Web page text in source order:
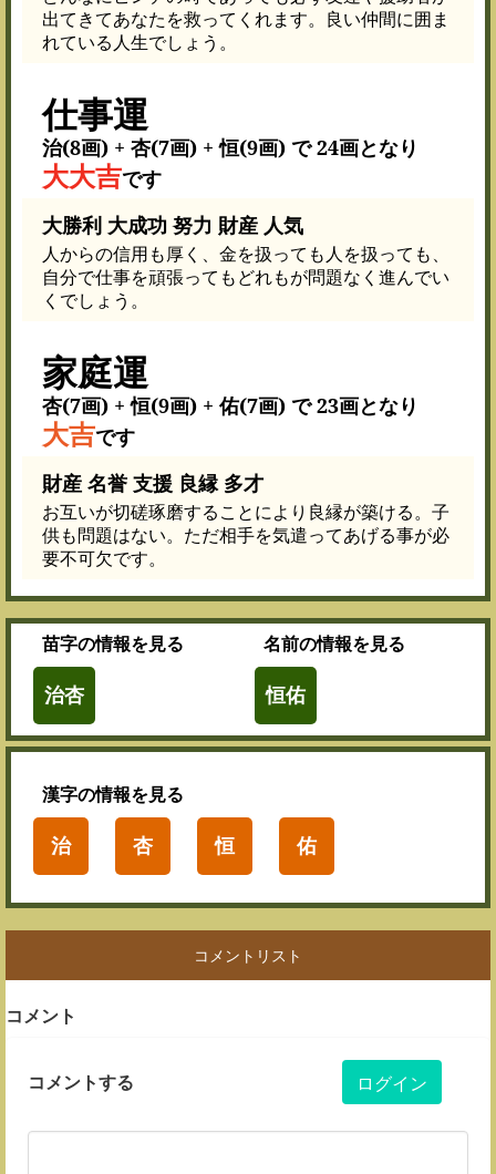
出てきてあなたを救ってくれます。良い仲間に囲ま
れている人生でしょう。
仕事運
治(8画) + 杏(7画) + 恒(9画) で 24画となり
大大吉です
大勝利 大成功 努力 財産 人気
人からの信用も厚く、金を扱っても人を扱っても、
自分で仕事を頑張ってもどれもが問題なく進んでい
くでしょう。
家庭運
杏(7画) + 恒(9画) + 佑(7画) で 23画となり
大吉です
財産 名誉 支援 良縁 多才
お互いが切磋琢磨することにより良縁が築ける。子
供も問題はない。ただ相手を気遣ってあげる事が必
要不可欠です。
苗字の情報を見る
治杏
名前の情報を見る
恒佑
漢字の情報を見る
治 杏 恒 佑
コメントリスト
コメント
コメントする ログイン